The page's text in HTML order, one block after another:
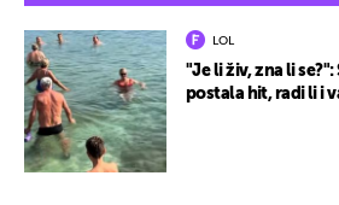
LOL
"Je li živ, zna li
postala hit, radi li i